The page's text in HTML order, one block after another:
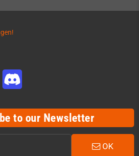
YouTube
to our Newsletter
OK